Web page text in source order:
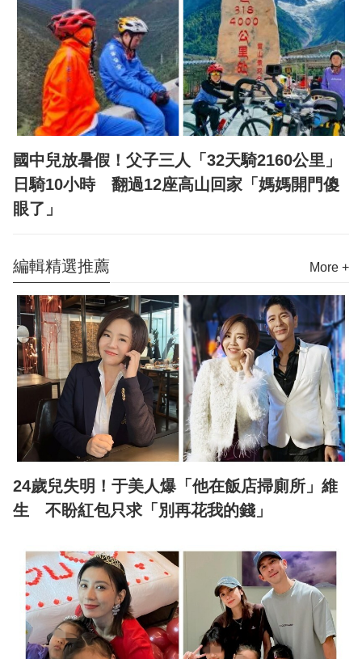
國中兒放暑假！父子三人「32天騎2160公里」
日騎10小時 翻過12座高山回家「媽媽開門傻
眼了」
編輯精選推薦 More +
24歲兒失明！于美人爆「他在飯店掃廁所」維
生 不盼紅包只求「別再花我的錢」